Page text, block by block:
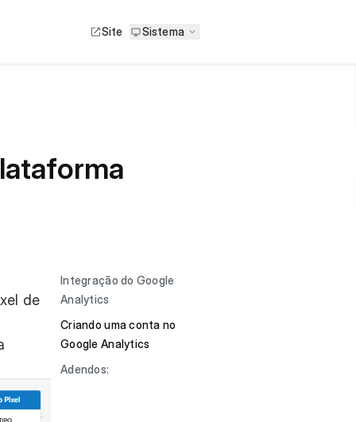
Site Sistema
de
Integração do Google
Analytics
Criando uma conta no
Google Analytics
Adendos: